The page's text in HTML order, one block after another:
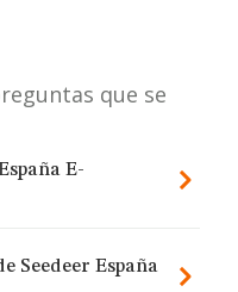
que se
E-
Seedeer España